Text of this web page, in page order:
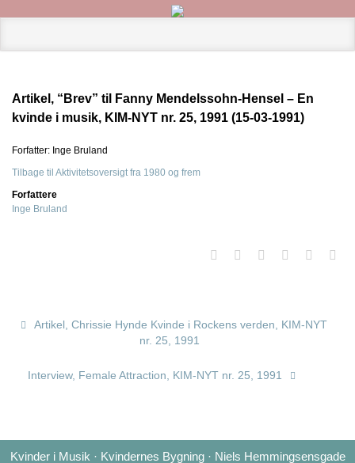
Artikel, “Brev” til Fanny Mendelssohn-Hensel – En
kvinde i musik, KIM-NYT nr. 25, 1991 (15-03-1991)
Forfatter: Inge Bruland
Tilbage til Aktivitetsoversigt fra 1980 og frem
Forfattere
Inge Bruland
Artikel, Chrissie Hynde Kvinde i Rockens verden, KIM-NYT
nr. 25, 1991
Interview, Female Attraction, KIM-NYT nr. 25, 1991
Kvinder i Musik · Kvindernes Bygning · Niels Hemmingsensgade